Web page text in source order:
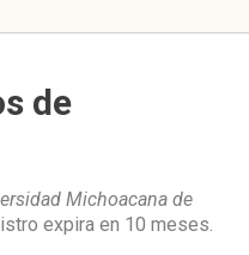
de
Michoacana de
expira en 10 meses.